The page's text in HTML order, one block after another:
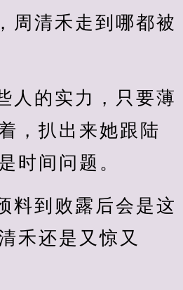
周清禾走到哪都被
人的实力，只要薄
，扒出来她跟陆
时间问题。
料到败露后会是这
禾还是又惊又